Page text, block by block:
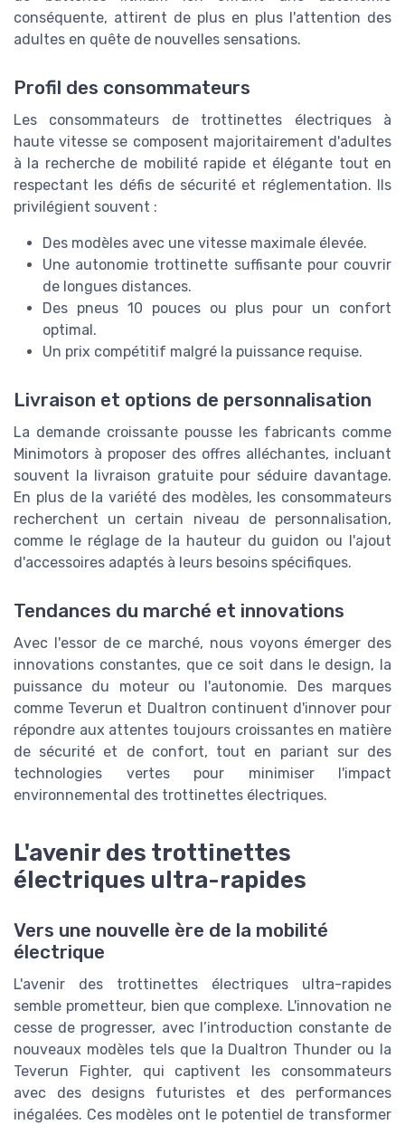
conséquente, attirent de plus en plus l'attention des
adultes en quête de nouvelles sensations.
Profil des consommateurs
Les consommateurs de trottinettes électriques à
haute vitesse se composent majoritairement d'adultes
à la recherche de mobilité rapide et élégante tout en
respectant les défis de sécurité et réglementation. Ils
privilégient souvent :
Des modèles avec une vitesse maximale élevée.
Une autonomie trottinette suffisante pour couvrir
de longues distances.
Des pneus 10 pouces ou plus pour un confort
optimal.
Un prix compétitif malgré la puissance requise.
Livraison et options de personnalisation
La demande croissante pousse les fabricants comme
Minimotors à proposer des offres alléchantes, incluant
souvent la livraison gratuite pour séduire davantage.
En plus de la variété des modèles, les consommateurs
recherchent un certain niveau de personnalisation,
comme le réglage de la hauteur du guidon ou l'ajout
d'accessoires adaptés à leurs besoins spécifiques.
Tendances du marché et innovations
Avec l'essor de ce marché, nous voyons émerger des
innovations constantes, que ce soit dans le design, la
puissance du moteur ou l'autonomie. Des marques
comme Teverun et Dualtron continuent d'innover pour
répondre aux attentes toujours croissantes en matière
de sécurité et de confort, tout en pariant sur des
technologies vertes pour minimiser l'impact
environnemental des trottinettes électriques.
L'avenir des trottinettes
électriques ultra-rapides
Vers une nouvelle ère de la mobilité
électrique
L'avenir des trottinettes électriques ultra-rapides
semble prometteur, bien que complexe. L'innovation ne
cesse de progresser, avec l’introduction constante de
nouveaux modèles tels que la Dualtron Thunder ou la
Teverun Fighter, qui captivent les consommateurs
avec des designs futuristes et des performances
inégalées. Ces modèles ont le potentiel de transformer